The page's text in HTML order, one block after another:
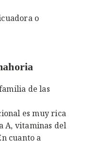
o
de las
es muy rica
A, vitaminas del
cuanto a